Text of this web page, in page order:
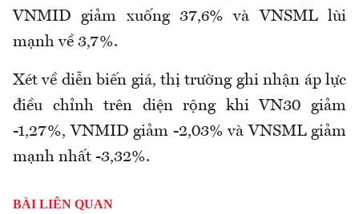
VNMID giảm xuống 37,6% và VNSML lùi
mạnh về 3,7%.
Xét về diễn biến giá, thị trường ghi nhận áp lực
điều chỉnh trên diện rộng khi VN30 giảm
-1,27%, VNMID giảm -2,03% và VNSML giảm
mạnh nhất -3,32%.
BÀI LIÊN QUAN